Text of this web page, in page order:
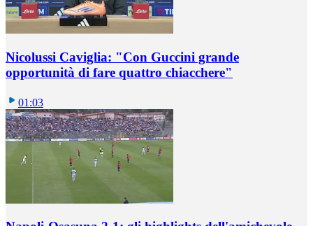
Nicolussi Caviglia: "Con Guccini grande
opportunità di fare quattro chiacchere"
01:03